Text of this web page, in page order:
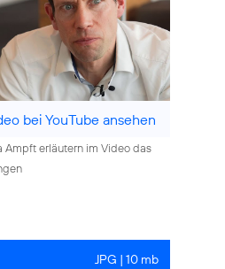
bei YouTube ansehen
Ampft erläutern im Video das
JPG | 10 mb